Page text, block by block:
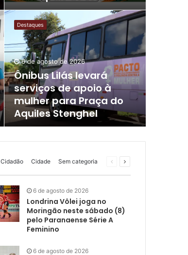
Londrina
Ônibus
serviços
apoio
à
mulher
para
Praça
Aquiles
Destaques
6 de agosto de 2026
Ônibus Lilás levará
serviços de apoio à
mulher para Praça do
Aquiles Stenghel
Cidadão Cidade Sem categoria
6 de agosto de 2026
Londrina Vôlei joga no
Moringão neste sábado (8)
pelo Paranaense Série A
Feminino
6 de agosto de 2026